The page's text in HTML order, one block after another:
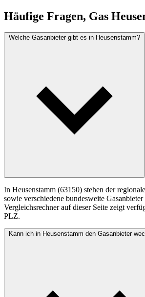
Häufige Fragen, Gas
Welche Gasanbieter gibt es in Heusenstamm?
In Heusenstamm (63150) stehen der
sowie verschiedene bundesweite
Vergleichsrechner auf dieser Seite zeigt
PLZ.
Kann ich in Heusenstamm den Gasanbieter